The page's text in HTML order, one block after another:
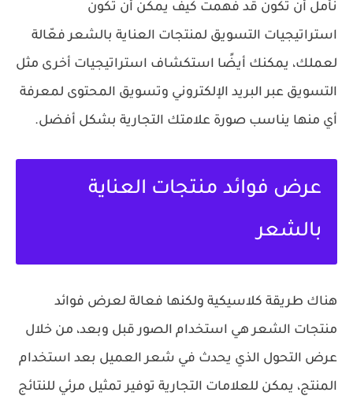
نأمل أن تكون قد فهمت كيف يمكن أن تكون
استراتيجيات التسويق لمنتجات العناية بالشعر فعّالة
لعملك، يمكنك أيضًا استكشاف استراتيجيات أخرى مثل
التسويق عبر البريد الإلكتروني وتسويق المحتوى لمعرفة
أي منها يناسب صورة علامتك التجارية بشكل أفضل.
عرض فوائد منتجات العناية
بالشعر
هناك طريقة كلاسيكية ولكنها فعالة لعرض فوائد
منتجات الشعر هي استخدام الصور قبل وبعد، من خلال
عرض التحول الذي يحدث في شعر العميل بعد استخدام
المنتج، يمكن للعلامات التجارية توفير تمثيل مرئي للنتائج